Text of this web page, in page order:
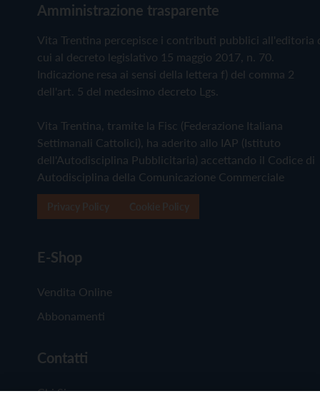
Amministrazione trasparente
Vita Trentina percepisce i contributi pubblici all'editoria
cui al decreto legislativo 15 maggio 2017, n. 70.
Indicazione resa ai sensi della lettera f) del comma 2
dell'art. 5 del medesimo decreto Lgs.
Vita Trentina, tramite la Fisc (Federazione Italiana
Settimanali Cattolici), ha aderito allo IAP (Istituto
dell'Autodisciplina Pubblicitaria) accettando il Codice di
Autodisciplina della Comunicazione Commerciale
E-Shop
Vendita Online
Abbonamenti
Contatti
Chi Siamo